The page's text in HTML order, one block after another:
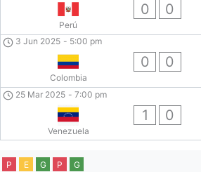
Perú
0 0
3 Jun 2025 - 5:00 pm
Colombia
0 0
25 Mar 2025 - 7:00 pm
Venezuela
1 0
P E G P G